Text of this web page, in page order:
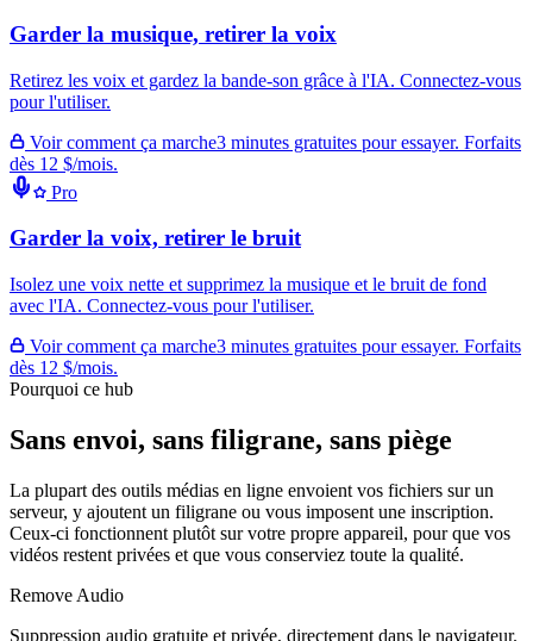
Garder la musique, retirer la voix
Retirez les voix et gardez la bande-son grâce à l'IA. Connectez-vous
pour l'utiliser.
Voir comment ça marche3 minutes gratuites pour essayer. Forfaits
dès 12 $/mois.
Pro
Garder la voix, retirer le bruit
Isolez une voix nette et supprimez la musique et le bruit de fond
avec l'IA. Connectez-vous pour l'utiliser.
Voir comment ça marche3 minutes gratuites pour essayer. Forfaits
dès 12 $/mois.
Pourquoi ce hub
Sans envoi, sans filigrane, sans piège
La plupart des outils médias en ligne envoient vos fichiers sur un
serveur, y ajoutent un filigrane ou vous imposent une inscription.
Ceux-ci fonctionnent plutôt sur votre propre appareil, pour que vos
vidéos restent privées et que vous conserviez toute la qualité.
Remove Audio
Suppression audio gratuite et privée, directement dans le navigateur.